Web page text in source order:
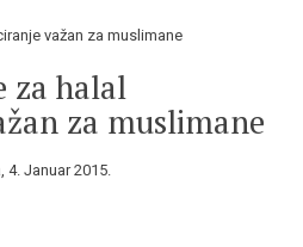
važan za muslimane
za halal
za muslimane
4. Januar 2015.